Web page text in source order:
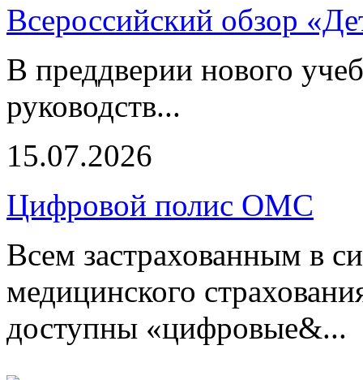
Всероссийский обзор
В преддверии нового
руководств...
15.07.2026
Цифровой полис ОМС
Всем застрахованным в
медицинского
доступны «цифровые&...